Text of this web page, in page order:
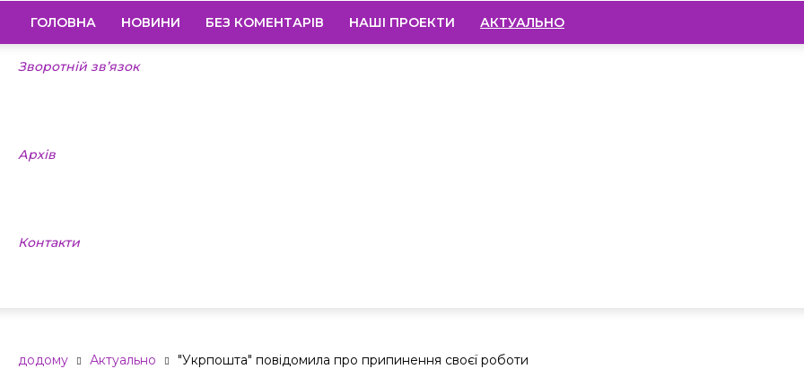
ГОЛОВНА НОВИНИ БЕЗ КОМЕНТАРІВ НАШІ ПРОЕКТИ АКТУАЛЬНО
Зворотній зв’язок
Архів
Контакти
додому Актуально "Укрпошта" повідомила про припинення своєї роботи